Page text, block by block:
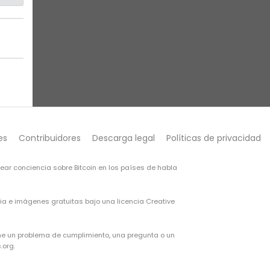
Contribuidores Descarga legal Políticas de privacidad
conciencia sobre Bitcoin en los países de habla
e imágenes gratuitas bajo una licencia Creative
un problema de cumplimiento, una pregunta o un